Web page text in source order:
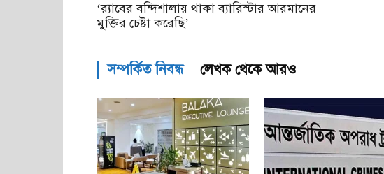
‘র‌্যাবের বন্দিশালায় থাকা ব্যারিস্টার আরমানের
মুক্তির চেষ্টা করেছি’
সম্পর্কিত নিবন্ধ লেখক থেকে আরও